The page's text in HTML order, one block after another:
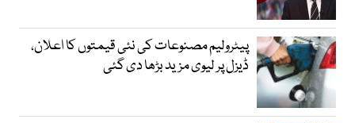
پیٹرولیم مصنوعات کی نئی قیمتوں کا اعلان،
ڈیزل پر لیوی مزید بڑھا دی گئی